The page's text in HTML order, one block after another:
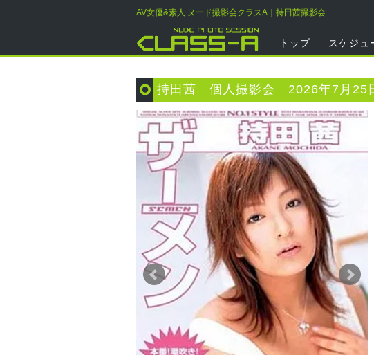
AV女優&素人 ヌード撮影会クラスA｜持田茜撮影会
トップ スケジュ
持田茜 個人撮影会 2026年7月25